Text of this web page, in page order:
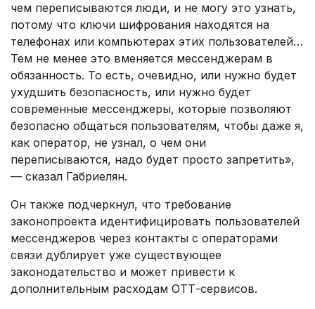
чем переписываются люди, и не могу это узнать,
потому что ключи шифрования находятся на
телефонах или компьютерах этих пользователей…
Тем не менее это вменяется мессенджерам в
обязанность. То есть, очевидно, или нужно будет
ухудшить безопасность, или нужно будет
современные мессенджеры, которые позволяют
безопасно общаться пользователям, чтобы даже я,
как оператор, не узнал, о чем они
переписываются, надо будет просто запретить»,
— сказал Габриелян.
Он также подчеркнул, что требование
законопроекта идентифицировать пользователей
мессенджеров через контакты с операторами
связи дублирует уже существующее
законодательство и может привести к
дополнительным расходам ОТТ-сервисов.